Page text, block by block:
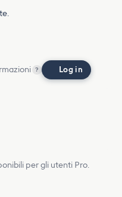
? Log in
per gli utenti Pro.